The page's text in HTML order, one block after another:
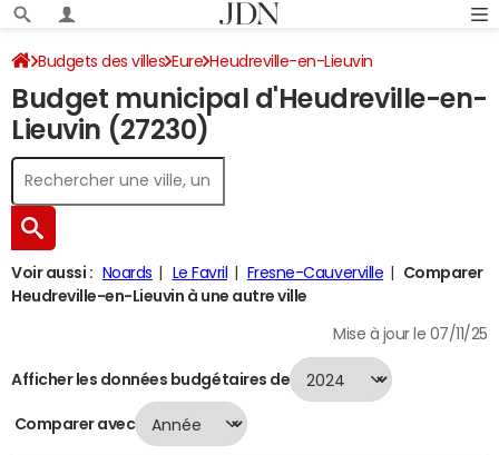
Budgets des villes Eure Heudreville-en-Lieuvin
Budget 2024
Budget municipal d'Heudreville-en-
Lieuvin (27230)
Voir aussi : Noards Le Favril Fresne-Cauverville
Comparer
Heudreville-en-Lieuvin à une autre ville
Mise à jour le 07/11/25
Afficher les données budgétaires de
Comparer avec